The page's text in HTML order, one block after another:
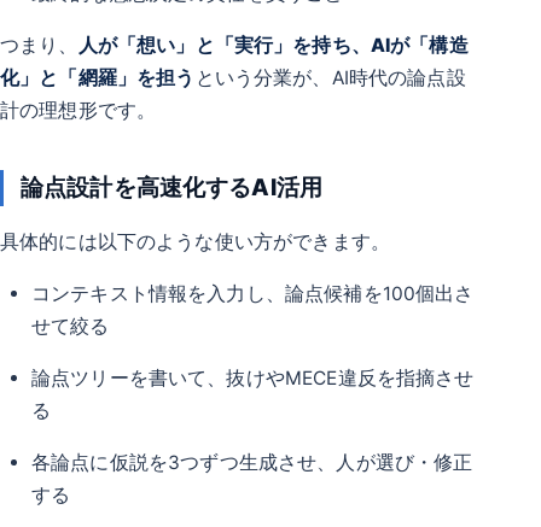
つまり、
人が「想い」と「実行」を持ち、AIが「構造
化」と「網羅」を担う という分業が、AI時代の論点設
計の理想形です。
論点設計を高速化するAI活用
具体的には以下のような使い方ができます。
コンテキスト情報を入力し、論点候補を100個出さ
せて絞る
論点ツリーを書いて、抜けやMECE違反を指摘させ
る
各論点に仮説を3つずつ生成させ、人が選び・修正
する